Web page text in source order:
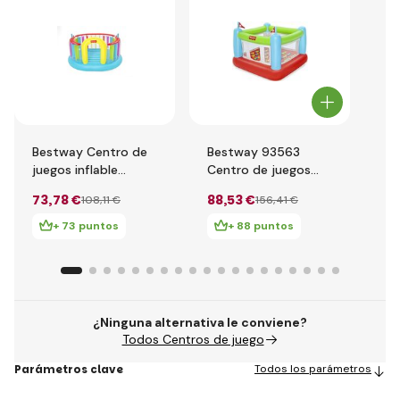
Bestway Centro de
juegos inflable
Bouncetopia, 2,26 x
1,75 x 1,38m
73,78 €108,11 €
+ 73 puntos
Bestway 93563
Centro de juegos
88,53 €156,41 €
+ 88 puntos
¿Ninguna alternativa le conviene?
Todos Centros de juego
Parámetros clave Todos los parámetros